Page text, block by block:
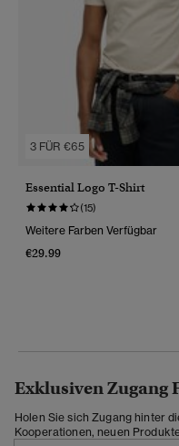
3 FÜR €65
Essential Logo T-Shirt
(15)
Weitere Farben Verfügbar
€29.99
Exklusiven Zugang
Holen Sie sich Zugang hinter
Kooperationen, neuen